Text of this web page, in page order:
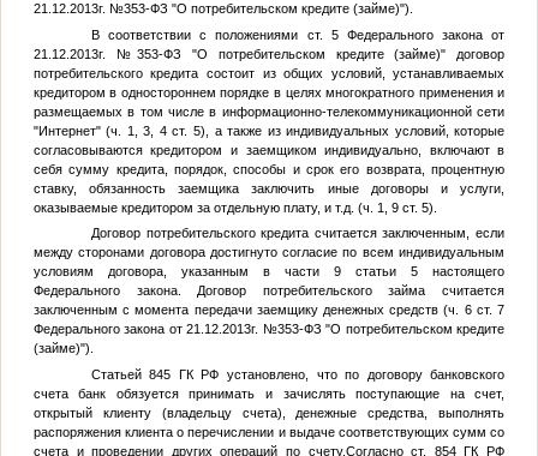
21.12.2013г. №353-ФЗ "О потребительском кредите (займе)").
В соответствии с положениями ст. 5 Федерального закона от
21.12.2013г. №353-ФЗ "О потребительском кредите (займе)" договор
потребительского кредита состоит из общих условий, устанавливаемых
кредитором в одностороннем порядке в целях многократного применения и
размещаемых в том числе в информационно-телекоммуникационной сети
"Интернет" (ч. 1, 3, 4 ст. 5), а также из индивидуальных условий, которые
согласовываются кредитором и заемщиком индивидуально, включают в
себя сумму кредита, порядок, способы и срок его возврата, процентную
ставку, обязанность заемщика заключить иные договоры и услуги,
оказываемые кредитором за отдельную плату, и т.д. (ч. 1, 9 ст. 5).
Договор потребительского кредита считается заключенным, если
между сторонами договора достигнуто согласие по всем индивидуальным
условиям договора, указанным в части 9 статьи 5 настоящего
Федерального закона. Договор потребительского займа считается
заключенным с момента передачи заемщику денежных средств (ч. 6 ст. 7
Федерального закона от 21.12.2013г. №353-ФЗ "О потребительском кредите
(займе)").
Статьей 845 ГК РФ установлено, что по договору банковского
счета банк обязуется принимать и зачислять поступающие на счет,
открытый клиенту (владельцу счета), денежные средства, выполнять
распоряжения клиента о перечислении и выдаче соответствующих сумм со
счета и проведении других операций по счету.Согласно ст. 854 ГК РФ